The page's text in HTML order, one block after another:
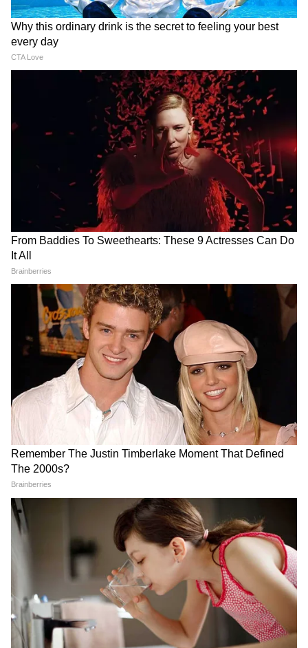
staff and is published from a syndicated
feed.)
मुंबई-पुणे एक्सप्रेसवे की 'मिसिंग
लिंक' टनल में क्या हुआ? CCTV ने
खोल दिया हादसे का सच
अमित शाह के बयान पर अड़ा विपक्ष,
Atiq Ahmad की पत्नी शाइस्ता तोड़ेंगी फरारी ?
या अबान के जनाजे से भी रहेंगी दूर
विपक्ष का हंगामा, गृह मंत्री Amit Shah का नाम
लेकर बरस पड़े Kiren Rijiju । Monsoon
Session